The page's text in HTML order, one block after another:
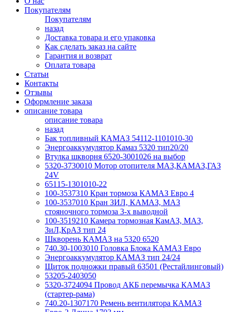
Покупателям
Покупателям
назад
Доставка товара и его упаковка
Как сделать заказ на сайте
Гарантия и возврат
Оплата товара
Статьи
Контакты
Отзывы
Оформление заказа
описание товара
описание товара
назад
Бак топливный КАМАЗ 54112-1101010-30
Энергоаккумулятор Камаз 5320 тип20/20
Втулка шкворня 6520-3001026 на выбор
5320-3730010 Мотор отопителя МАЗ,КАМАЗ,ГАЗ
24V
65115-1301010-22
100-3537310 Кран тормоза КАМАЗ Евро 4
100-3537010 Кран ЗИЛ, КАМАЗ, МАЗ
стояночного тормоза 3-х выводной
100-3519210 Камера тормозная КамАЗ, МАЗ,
ЗиЛ,КрАЗ тип 24
Шкворень КАМАЗ на 5320 6520
740.30-1003010 Головка Блока КАМАЗ Евро
Энергоаккумулятор КАМАЗ тип 24/24
Щиток подножки правый 63501 (Рестайлинговый)
53205-2403050
5320-3724094 Провод АКБ перемычка КАМАЗ
(стартер-рама)
740.20-1307170 Ремень вентилятора КАМАЗ